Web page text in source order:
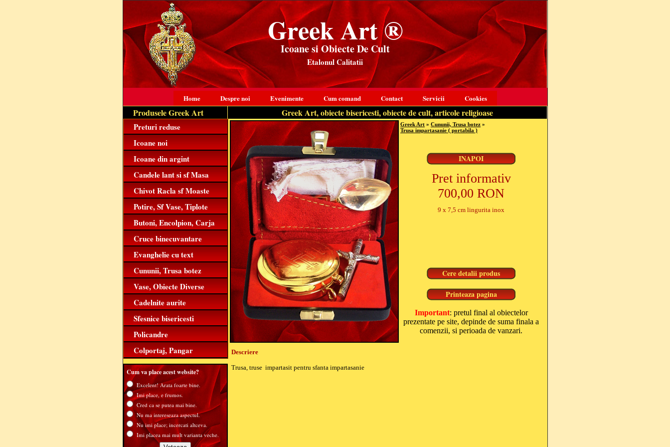
Greek Art ®
Icoane si Obiecte De Cult
Etalonul Calitatii
Home Despre noi Evenimente Cum comand Contact Servicii Cookies
Produsele Greek Art Greek Art, obiecte bisericesti, obiecte de cult, articole religioase
Preturi reduse
Icoane noi
Icoane din argint
Candele lant si sf Masa
Chivot Racla sf Moaste
Potire, Sf Vase, Tiplote
Butoni, Encolpion, Carja
Cruce binecuvantare
Evanghelie cu text
Cununii, Trusa botez
Vase, Obiecte Diverse
Cadelnite aurite
Sfesnice bisericesti
Policandre
Colportaj, Pangar
Cum va place acest website?
Excelent! Arata foarte bine.
Imi place, e frumos.
Cred ca se putea mai bine.
Nu ma intereseaza aspectul.
Nu imi place; incercati altceva.
Imi placea mai mult varianta veche.
Greek Art » Cununii, Trusa botez »
Trusa impartasanie ( portabila )
Pret informativ
700,00 RON
9 x 7,5 cm lingurita inox
Important: pretul final al obiectelor
prezentate pe site, depinde de suma finala a
comenzii, si perioada de vanzari.
Descriere
Trusa, truse impartasit pentru sfanta impartasanie